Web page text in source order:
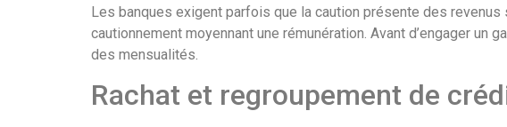
Les banques exigent parfois que la caution présente des
cautionnement moyennant une rémunération. Avant d’engager
des mensualités.
Rachat et regroupement de